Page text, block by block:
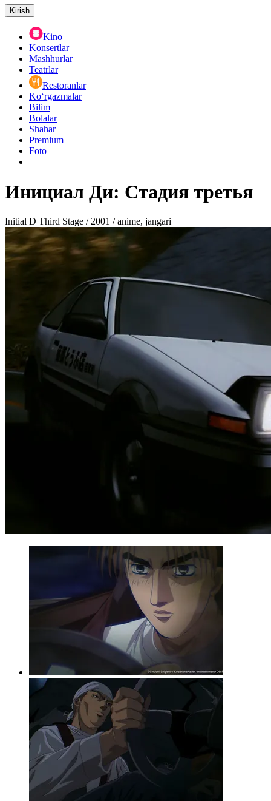
Kirish
Kino
Konsertlar
Mashhurlar
Teatrlar
Restoranlar
Ko‘rgazmalar
Bilim
Bolalar
Shahar
Premium
Foto
Инициал Ди: Стадия третья
Initial D Third Stage / 2001 / anime, jangari